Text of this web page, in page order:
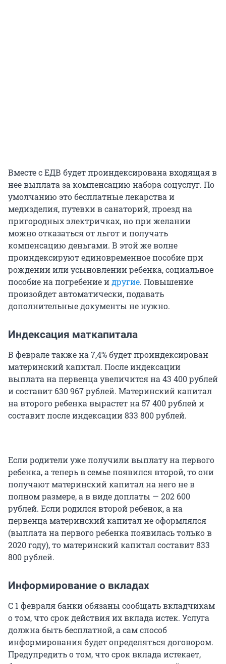
Вместе с ЕДВ будет проиндексирована входящая в
нее выплата за компенсацию набора соцуслуг. По
умолчанию это бесплатные лекарства и
медизделия, путевки в санаторий, проезд на
пригородных электричках, но при желании
можно отказаться от льгот и получать
компенсацию деньгами. В этой же волне
проиндексируют единовременное пособие при
рождении или усыновлении ребенка, социальное
пособие на погребение идругие. Повышение
произойдет автоматически, подавать
дополнительные документы не нужно.
Индексация маткапитала
В феврале также на 7,4% будет проиндексирован
материнский капитал. После индексации
выплата на первенца увеличится на 43 400 рублей
и составит 630 967 рублей. Материнский капитал
на второго ребенка вырастет на 57 400 рублей и
составит после индексации 833 800 рублей.
Если родители уже получили выплату на первого
ребенка, а теперь в семье появился второй, то они
получают материнский капитал на него не в
полном размере, а в виде доплаты — 202 600
рублей. Если родился второй ребенок, а на
первенца материнский капитал не оформлялся
(выплата на первого ребенка появилась только в
2020 году), то материнский капитал составит 833
800 рублей.
Информирование о вкладах
С 1 февраля банки обязаны сообщать вкладчикам
о том, что срок действия их вклада истек. Услуга
должна быть бесплатной, а сам способ
информирования будет определяться договором.
Предупредить о том, что срок вклада истекает,